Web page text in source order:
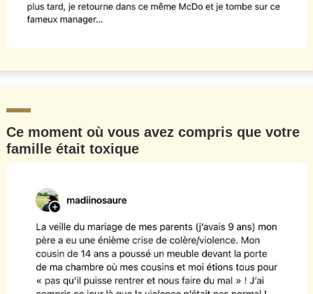
Ce moment où vous avez compris que votre
famille était toxique